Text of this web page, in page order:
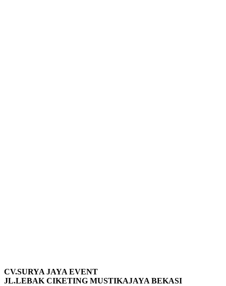
CV.SURYA JAYA EVENT
JL.LEBAK CIKETING MUSTIKAJAYA BEKASI